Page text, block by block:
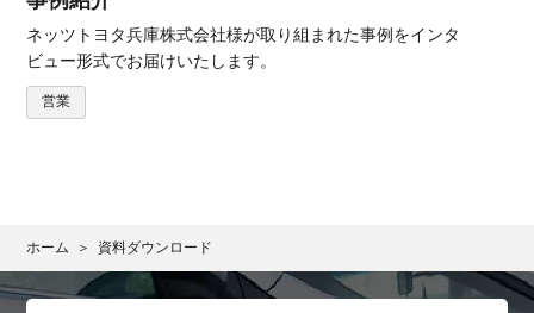
ネッツトヨタ兵庫株式会社様が取り組まれた事例をインタ
ビュー形式でお届けいたします。
営業
ホーム 資料ダウンロード